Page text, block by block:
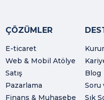
ÇÖZÜMLER
E-ticaret
Web & Mobil Atölye
Satış
Pazarlama
Finans & Muhasebe
Blog
Soru
Sık